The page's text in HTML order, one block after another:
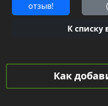
отзыв!
К списку
Как